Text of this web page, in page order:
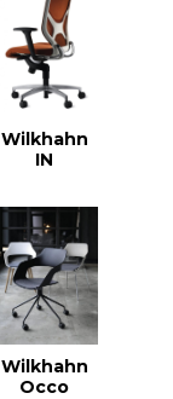
Wilkhahn
IN
Wilkhahn
Occo